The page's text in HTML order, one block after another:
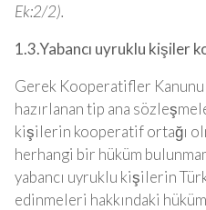
Ek:2/2).
1.3.Yabancı uyruklu kişiler
Gerek Kooperatifler Kanunu
hazırlanan tip ana
kişilerin kooperatif ortağı
herhangi bir hüküm
yabancı uyruklu kişilerin
edinmeleri hakkındaki